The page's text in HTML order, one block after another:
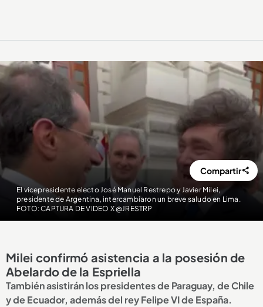
El vicepresidente electo José Manuel Restrepo y Javier Milei,
presidente de Argentina, intercambiaron un breve saludo en Lima.
FOTO: CAPTURA DE VIDEO X @JRESTRP
Compartir
Milei confirmó asistencia a la posesión de
Abelardo de la Espriella
También asistirán los presidentes de Paraguay, de Chile
y de Ecuador, además del rey Felipe VI de España.